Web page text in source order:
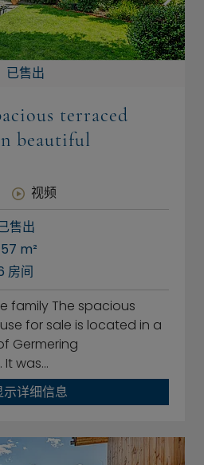
已售出
terraced
beautiful
视频
售出
m²
房间
family The spacious
for sale is located in a
Germering
was…
详细信息